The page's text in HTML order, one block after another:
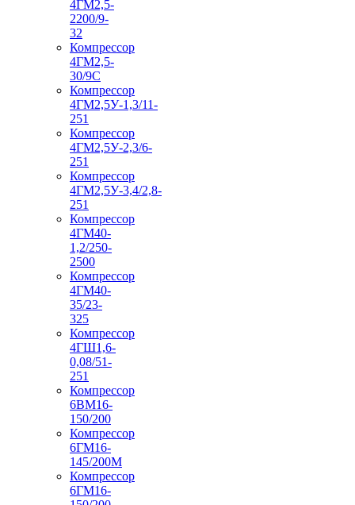
4ГМ2,5-
2200/9-
32
Компрессор
4ГМ2,5-
30/9С
Компрессор
4ГМ2,5У-1,3/11-
251
Компрессор
4ГМ2,5У-2,3/6-
251
Компрессор
4ГМ2,5У-3,4/2,8-
251
Компрессор
4ГМ40-
1,2/250-
2500
Компрессор
4ГМ40-
35/23-
325
Компрессор
4ГШ1,6-
0,08/51-
251
Компрессор
6ВМ16-
150/200
Компрессор
6ГМ16-
145/200М
Компрессор
6ГМ16-